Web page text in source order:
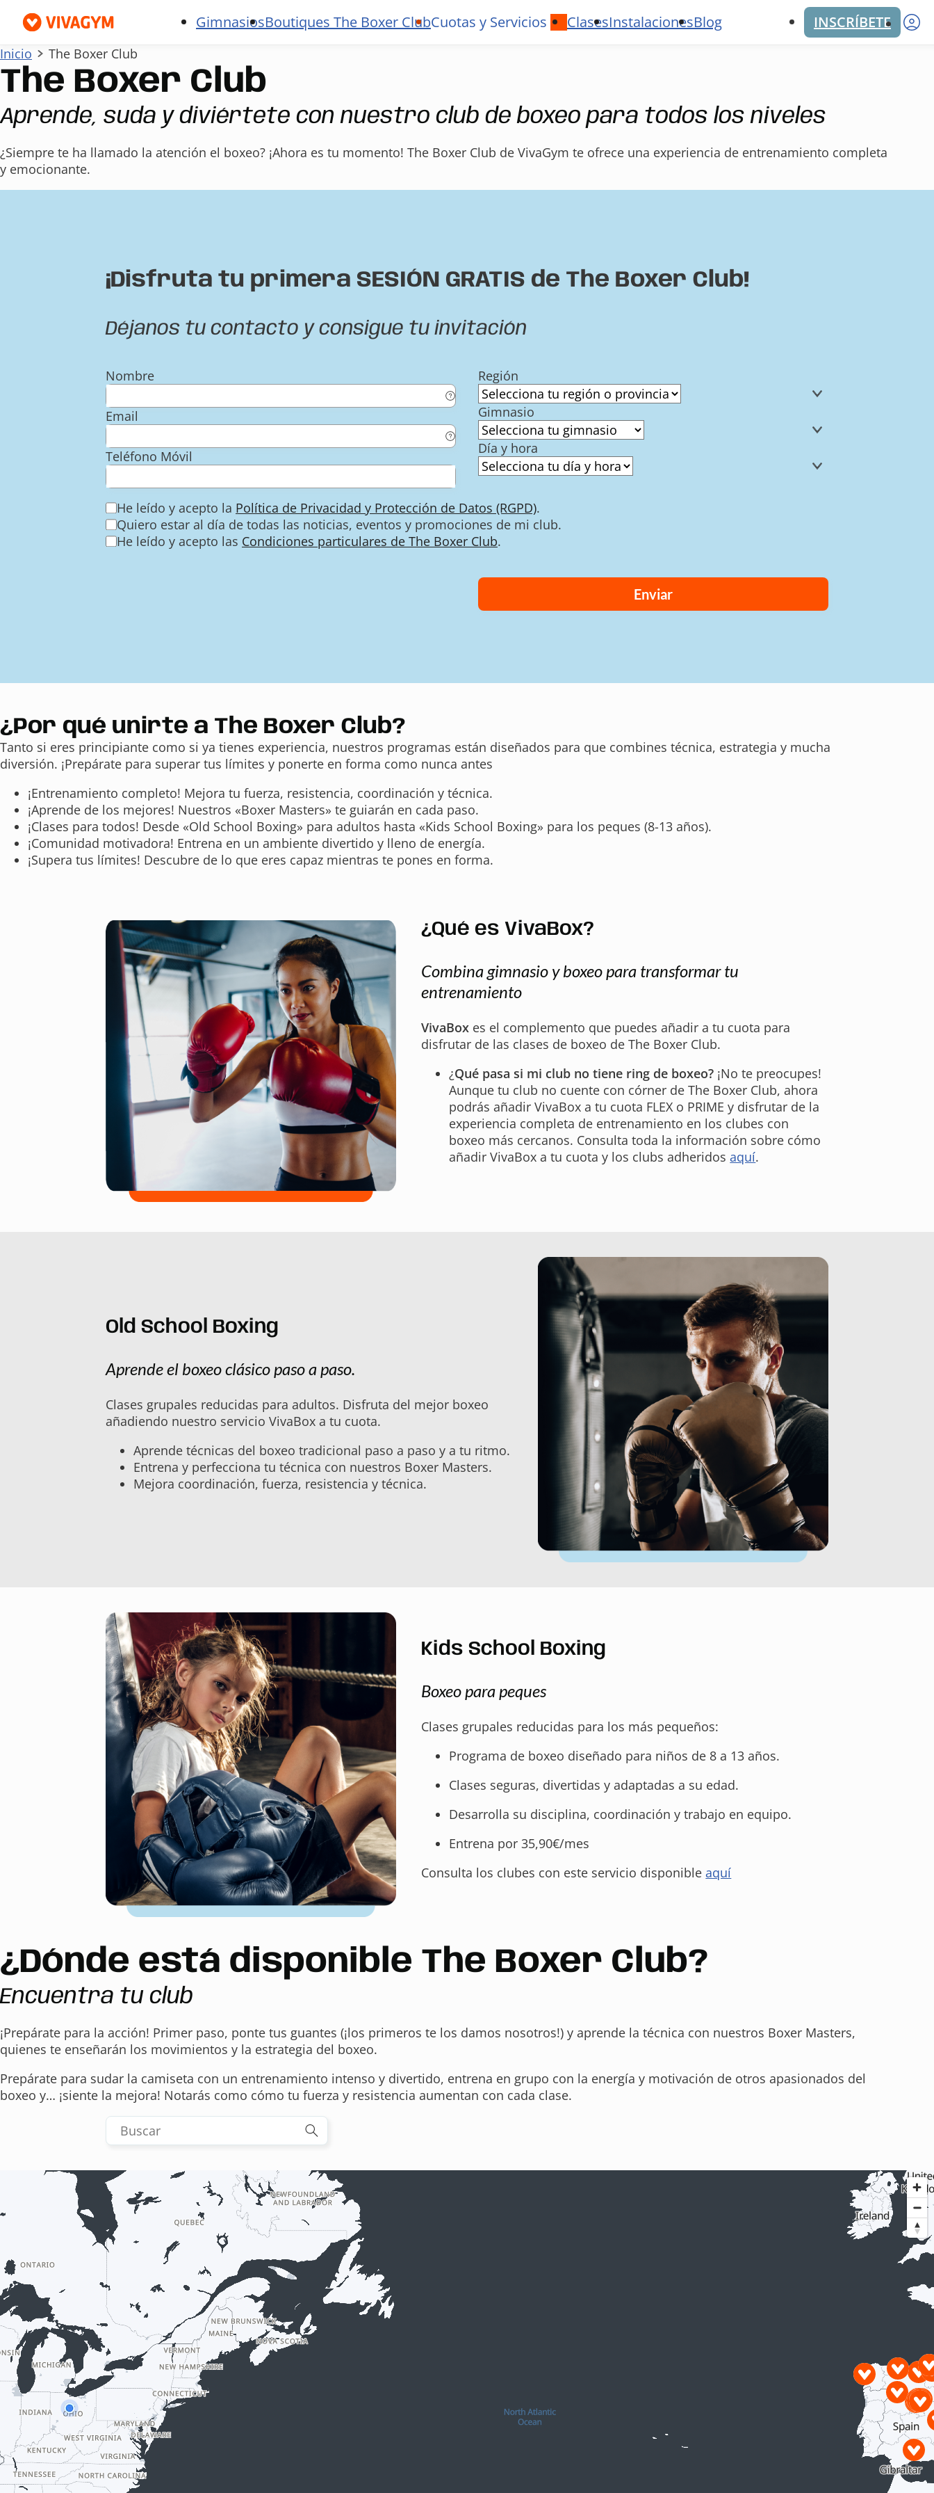
GimnasiosBoutiques The Boxer ClubCuotas y Servicios ClasesInstalacionesBlog INSCRÍBETE
Inicio The Boxer Club
The Boxer Club
Aprende, suda y diviértete con nuestro club de boxeo para todos los niveles
¿Siempre te ha llamado la atención el boxeo? ¡Ahora es tu momento! The Boxer Club de VivaGym te ofrece una experiencia de entrenamiento completa
y emocionante.
¡Disfruta tu primera SESIÓN GRATIS de The Boxer Club!
Déjanos tu contacto y consigue tu invitación
Nombre
Email
Teléfono Móvil
Región
Gimnasio
Día y hora
He leído y acepto la Política de Privacidad y Protección de Datos (RGPD).
Quiero estar al día de todas las noticias, eventos y promociones de mi club.
He leído y acepto las Condiciones particulares de The Boxer Club.
¿Por qué unirte a The Boxer Club?
Tanto si eres principiante como si ya tienes experiencia, nuestros programas están diseñados para que combines técnica, estrategia y mucha
diversión. ¡Prepárate para superar tus límites y ponerte en forma como nunca antes
¡Entrenamiento completo! Mejora tu fuerza, resistencia, coordinación y técnica.
¡Aprende de los mejores! Nuestros «Boxer Masters» te guiarán en cada paso.
¡Clases para todos! Desde «Old School Boxing» para adultos hasta «Kids School Boxing» para los peques (8-13 años).
¡Comunidad motivadora! Entrena en un ambiente divertido y lleno de energía.
¡Supera tus límites! Descubre de lo que eres capaz mientras te pones en forma.
¿Qué es VivaBox?
Combina gimnasio y boxeo para transformar tu
entrenamiento
VivaBox es el complemento que puedes añadir a tu cuota para
disfrutar de las clases de boxeo de The Boxer Club.
¿Qué pasa si mi club no tiene ring de boxeo? ¡No te preocupes!
Aunque tu club no cuente con córner de The Boxer Club, ahora
podrás añadir VivaBox a tu cuota FLEX o PRIME y disfrutar de la
experiencia completa de entrenamiento en los clubes con
boxeo más cercanos. Consulta toda la información sobre cómo
añadir VivaBox a tu cuota y los clubs adheridosaquí.
Old School Boxing
Aprende el boxeo clásico paso a paso.
Clases grupales reducidas para adultos. Disfruta del mejor boxeo
añadiendo nuestro servicio VivaBox a tu cuota.
Aprende técnicas del boxeo tradicional paso a paso y a tu ritmo.
Entrena y perfecciona tu técnica con nuestros Boxer Masters.
Mejora coordinación, fuerza, resistencia y técnica.
Kids School Boxing
Boxeo para peques
Clases grupales reducidas para los más pequeños:
Programa de boxeo diseñado para niños de 8 a 13 años.
Clases seguras, divertidas y adaptadas a su edad.
Desarrolla su disciplina, coordinación y trabajo en equipo.
Entrena por 35,90€/mes
Consulta los clubes con este servicio disponibleaquí
¿Dónde está disponible The Boxer Club?
Encuentra tu club
¡Prepárate para la acción! Primer paso, ponte tus guantes (¡los primeros te los damos nosotros!) y aprende la técnica con nuestros Boxer Masters,
quienes te enseñarán los movimientos y la estrategia del boxeo.
Prepárate para sudar la camiseta con un entrenamiento intenso y divertido, entrena en grupo con la energía y motivación de otros apasionados del
boxeo y… ¡siente la mejora! Notarás como cómo tu fuerza y resistencia aumentan con cada clase.